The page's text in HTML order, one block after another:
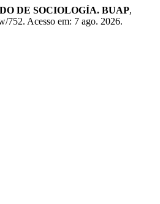
DE SOCIOLOGÍA. BUAP,
Acesso em: 7 ago. 2026.